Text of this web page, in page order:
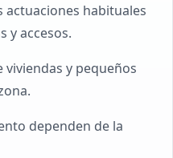
habituales
y accesos.
y pequeños
dependen de la